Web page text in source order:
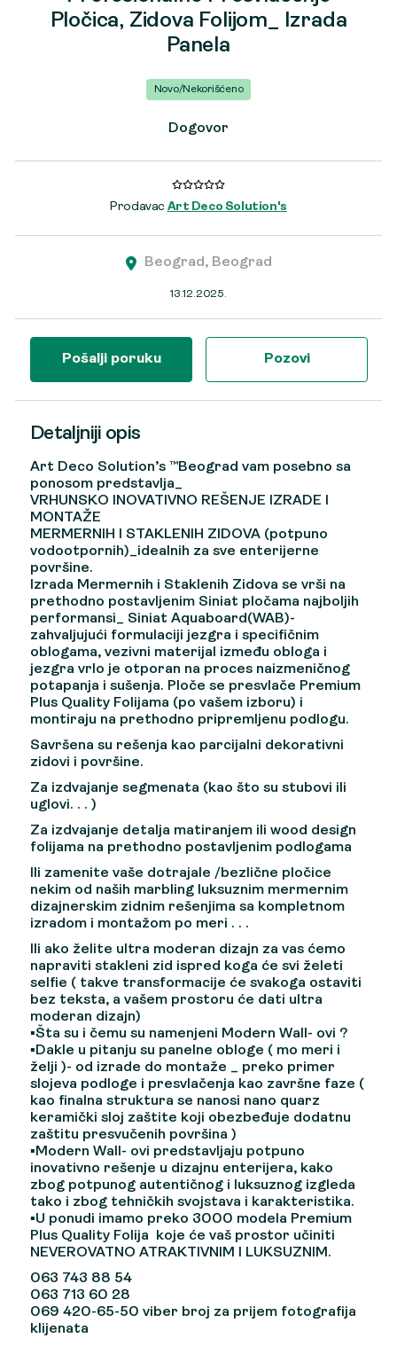
Pločica, Zidova Folijom_ Izrada
Panela
Novo/Nekorišćeno
Dogovor
Prodavac Art Deco Solution's
Beograd, Beograd
13.12.2025.
Pošalji poruku Pozovi
Detaljniji opis
Art Deco Solution’s ™Beograd vam posebno sa
ponosom predstavlja_
VRHUNSKO INOVATIVNO REŠENJE IZRADE I
MONTAŽE
MERMERNIH I STAKLENIH ZIDOVA (potpuno
vodootpornih)_idealnih za sve enterijerne
površine.
Izrada Mermernih i Staklenih Zidova se vrši na
prethodno postavljenim Siniat pločama najboljih
performansi_ Siniat Aquaboard(WAB)-
zahvaljujući formulaciji jezgra i specifičnim
oblogama, vezivni materijal između obloga i
jezgra vrlo je otporan na proces naizmeničnog
potapanja i sušenja. Ploče se presvlače Premium
Plus Quality Folijama (po vašem izboru) i
montiraju na prethodno pripremljenu podlogu.
Savršena su rešenja kao parcijalni dekorativni
zidovi i površine.
Za izdvajanje segmenata (kao što su stubovi ili
uglovi. . . )
Za izdvajanje detalja matiranjem ili wood design
folijama na prethodno postavljenim podlogama
Ili zamenite vaše dotrajale /bezlične pločice
nekim od naših marbling luksuznim mermernim
dizajnerskim zidnim rešenjima sa kompletnom
izradom i montažom po meri . . .
Ili ako želite ultra moderan dizajn za vas ćemo
napraviti stakleni zid ispred koga će svi želeti
selfie ( takve transformacije će svakoga ostaviti
bez teksta, a vašem prostoru će dati ultra
moderan dizajn)
▪︎Šta su i čemu su namenjeni Modern Wall- ovi ?
▪︎Dakle u pitanju su panelne obloge ( mo meri i
želji )- od izrade do montaže _ preko primer
slojeva podloge i presvlačenja kao završne faze (
kao finalna struktura se nanosi nano quarz
keramički sloj zaštite koji obezbeđuje dodatnu
zaštitu presvučenih površina )
▪︎Modern Wall- ovi predstavljaju potpuno
inovativno rešenje u dizajnu enterijera, kako
zbog potpunog autentičnog i luksuznog izgleda
tako i zbog tehničkih svojstava i karakteristika.
▪︎U ponudi imamo preko 3000 modela Premium
Plus Quality Folija koje će vaš prostor učiniti
NEVEROVATNO ATRAKTIVNIM I LUKSUZNIM.
063 743 88 54
063 713 60 28
069 420-65-50 viber broj za prijem fotografija
klijenata